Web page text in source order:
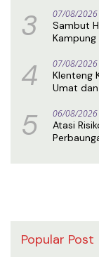
3 07/08/2026
Sambut
Kampung
4 07/08/2026
Klenteng
Umat
5 06/08/2026
Atasi
Popular Post